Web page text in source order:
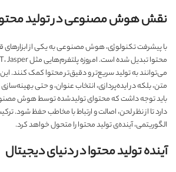
نقش هوش مصنوعی در تولید
با پیشرفت تکنولوژی، هوش مصنوعی به یکی از ابزارهای
می‌توانند به تولید سریع‌تر و دقیق‌تر محتوا کمک کنند. این
متن، بلکه در ایده‌پردازی، انتخاب عنوان، و حتی
باید توجه داشت که محتوای تولیدشده توسط هوش
دارد تا از نظر لحن، اصالت و ارتباط با مخاطب حفظ شود.
الگوریتمی، آینده‌ی تولید محتوا را متحول خواهد کرد.
آینده تولید محتوا در دنیای دیجیتال